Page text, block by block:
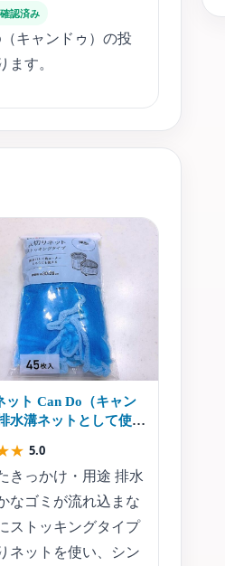
認済み
キャンドゥ）の投
ます。
ット Can Do（キャン
水溝ネットとして使う
★ 5.0
きっかけ・用途 排水
なゴミが流れ込まな
ストッキングタイプ
ネットを使い、シン